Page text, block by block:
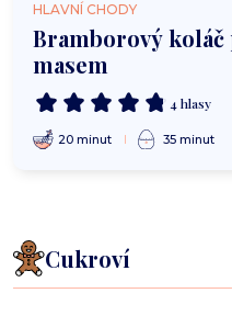
HLAVNÍ CHODY
Bramborový
masem
4 hlasy
20 minut 35 minut
Cukroví